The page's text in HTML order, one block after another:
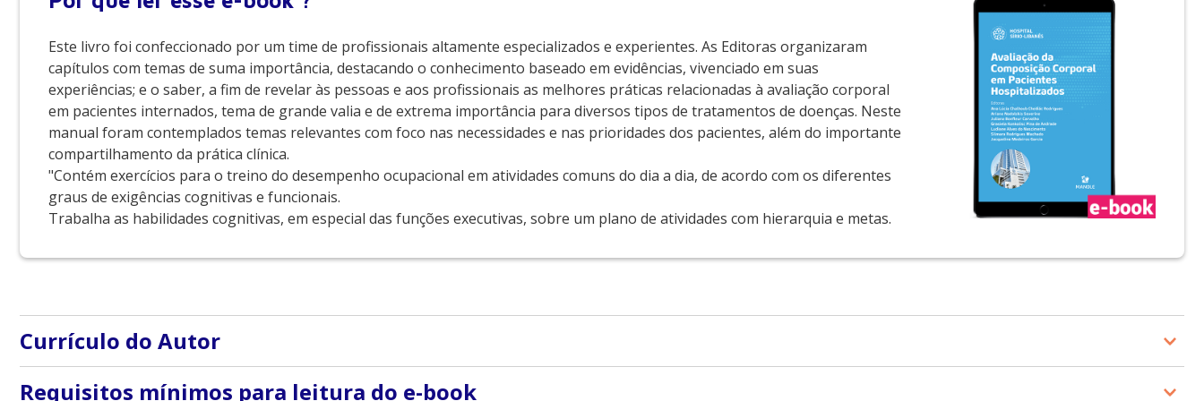
Este livro foi confeccionado por um time de profissionais altamente especializados e experientes. As Editoras organizaram
capítulos com temas de suma importância, destacando o conhecimento baseado em evidências, vivenciado em suas
experiências; e o saber, a fim de revelar às pessoas e aos profissionais as melhores práticas relacionadas à avaliação corporal
em pacientes internados, tema de grande valia e de extrema importância para diversos tipos de tratamentos de doenças. Neste
manual foram contemplados temas relevantes com foco nas necessidades e nas prioridades dos pacientes, além do importante
compartilhamento da prática clínica.
"Contém exercícios para o treino do desempenho ocupacional em atividades comuns do dia a dia, de acordo com os diferentes
graus de exigências cognitivas e funcionais.
Trabalha as habilidades cognitivas, em especial das funções executivas, sobre um plano de atividades com hierarquia e metas.
Currículo do Autor
: Mestre em Gestão para Competitividade – Linha Saúde pela Fundação Getulio Vargas. Especialista em Gestão da Atenção em Saúde pela Fundação Dom Cabral e pelo
Requisitos mínimos para leitura do e-book